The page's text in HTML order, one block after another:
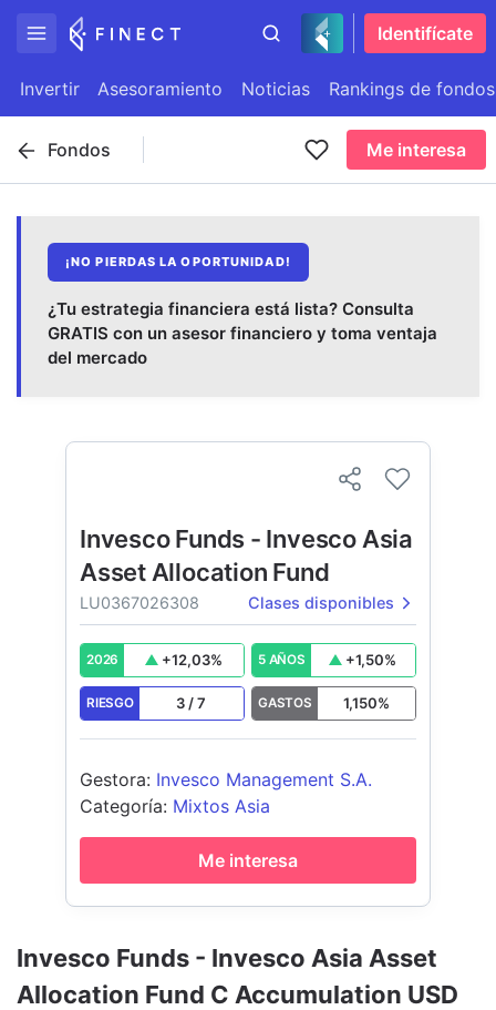
Identifícate
Invertir Asesoramiento Noticias Rankings de fondos
Fondos Me interesa
¡NO PIERDAS LA OPORTUNIDAD!
¿Tu estrategia financiera está lista? Consulta
GRATIS con un asesor financiero y toma ventaja
del mercado
Invesco Funds - Invesco Asia Asset
Allocation Fund C Accumulation USD
Invesco Funds - Invesco Asia
Asset Allocation Fund
LU0367026308 Clases disponibles
2026 +12,03% 5 AÑOS +1,50%
RIESGO 3 /7 GASTOS 1,150%
Gestora: Invesco Management S.A.
Categoría: Mixtos Asia
Me interesa